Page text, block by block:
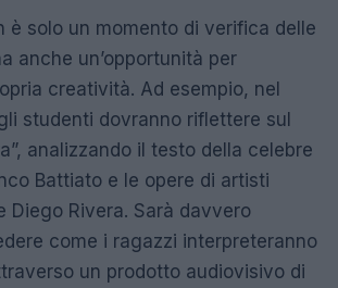
è solo un momento di verifica delle
anche un’opportunità per
creatività. Ad esempio, nel
studenti dovranno riflettere sul
analizzando il testo della celebre
Battiato e le opere di artisti
Diego Rivera. Sarà davvero
come i ragazzi interpreteranno
un prodotto audiovisivo di